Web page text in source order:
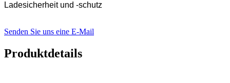
Ladesicherheit und -schutz
Senden Sie uns eine E-Mail
Produktdetails